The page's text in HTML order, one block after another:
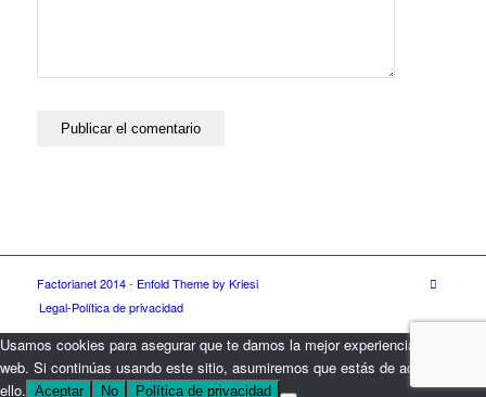
Factorianet 2014- Enfold Theme by Kriesi
Legal-Política de privacidad
Usamos cookies para asegurar que te damos la mejor experiencia en nuestra
web. Si continúas usando este sitio, asumiremos que estás de acuerdo con
ello. Aceptar No Política de privacidad